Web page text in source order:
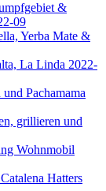
&
09
Yerba Mate &
La Linda 2022-
Pachamama
grillieren und
Wohnmobil
Hatters